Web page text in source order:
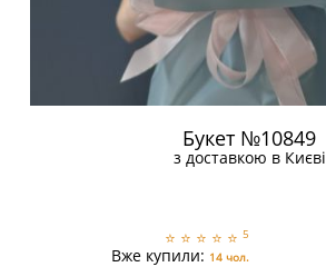
Букет №10849
з доставкою в Києві
⭐ ⭐ ⭐ ⭐ ⭐ 5
Вже купили: 14 чол.